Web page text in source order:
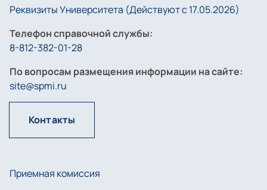
Реквизиты Университета (Действуют с 17.05.2026)
Телефон справочной службы:
8-812-382-01-28
По вопросам размещения информации на сайте:
site@spmi.ru
Контакты
Приемная комиссия